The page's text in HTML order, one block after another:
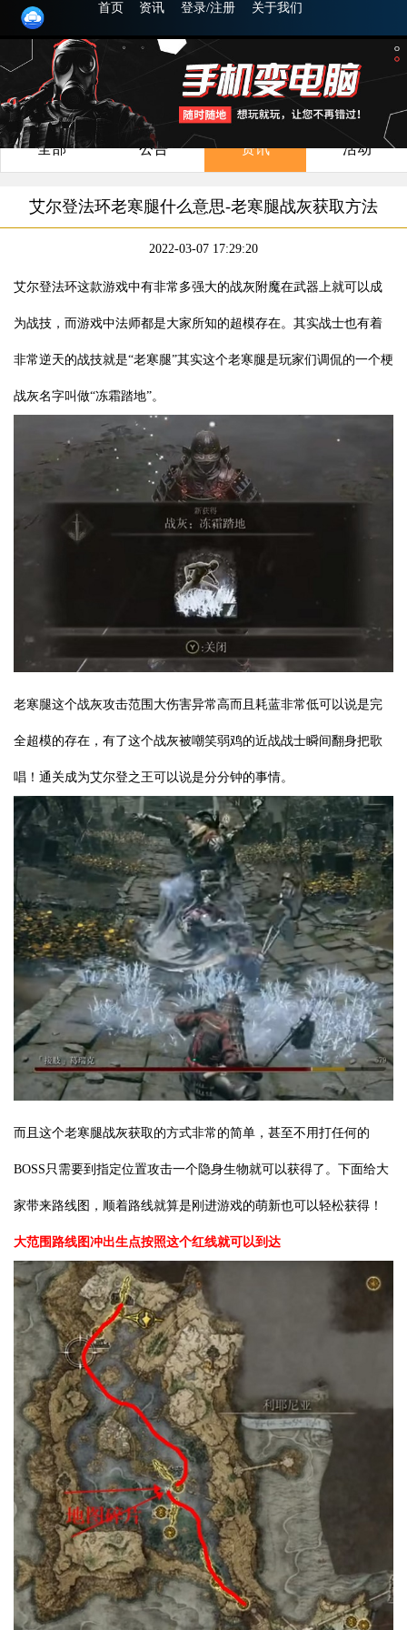
首页 资讯 登录/注册 关于我们
全部 公告 资讯 活动
艾尔登法环老寒腿什么意思-老寒腿战灰获取方法
2022-03-07 17:29:20
艾尔登法环这款游戏中有非常多强大的战灰附魔在武器上就可以成
为战技，而游戏中法师都是大家所知的超模存在。其实战士也有着
非常逆天的战技就是“老寒腿”其实这个老寒腿是玩家们调侃的一个梗
战灰名字叫做“冻霜踏地”。
老寒腿这个战灰攻击范围大伤害异常高而且耗蓝非常低可以说是完
全超模的存在，有了这个战灰被嘲笑弱鸡的近战战士瞬间翻身把歌
唱！通关成为艾尔登之王可以说是分分钟的事情。
而且这个老寒腿战灰获取的方式非常的简单，甚至不用打任何的
BOSS只需要到指定位置攻击一个隐身生物就可以获得了。下面给大
家带来路线图，顺着路线就算是刚进游戏的萌新也可以轻松获得！
大范围路线图冲出生点按照这个红线就可以到达